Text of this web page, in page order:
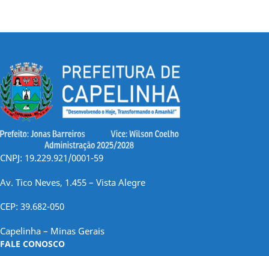
CNPJ: 19.229.921/0001-59
Av. Tico Neves, 1.455 – Vista Alegre
CEP: 39.682-050
Capelinha – Minas Gerais
FALE CONOSCO